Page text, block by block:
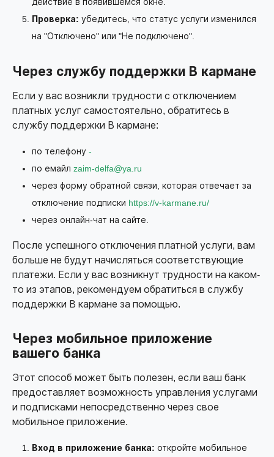
действие в появившемся окне.
Проверка: убедитесь, что статус услуги изменился
на "Отключено" или "Не подключено".
Через службу поддержки В кармане
Если у вас возникли трудности с отключением
платных услуг самостоятельно, обратитесь в
службу поддержки В кармане:
по телефону -
по емайл zaim-delfa@ya.ru
через форму обратной связи, которая отвечает за
отключение подписки https://v-karmane.ru/
через онлайн-чат на сайте.
После успешного отключения платной услуги, вам
больше не будут начисляться соответствующие
платежи. Если у вас возникнут трудности на каком-
то из этапов, рекомендуем обратиться в службу
поддержки В кармане за помощью.
Через мобильное приложение
вашего банка
Этот способ может быть полезен, если ваш банк
предоставляет возможность управления услугами
и подписками непосредственно через свое
мобильное приложение.
Вход в приложение банка: откройте мобильное